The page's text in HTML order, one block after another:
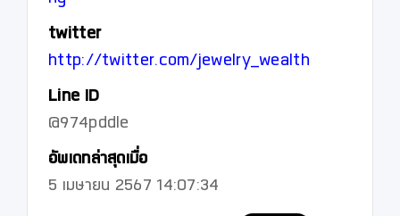
twitter
http://twitter.com/jewelry_wealth
Line ID
@974pddle
อัพเดทล่าสุดเมื่อ
5 เมษายน 2567 14:07:34